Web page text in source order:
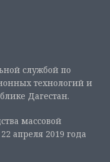
службой по
технологий и
Дагестан.
массовой
апреля 2019 года